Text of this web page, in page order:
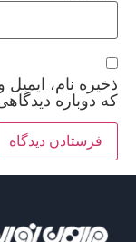
ذخیره نام،
که دوباره